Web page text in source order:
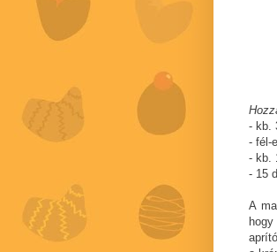
- kb.
- fél-
- kb.
- 15
A